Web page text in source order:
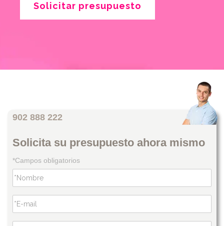
Solicitar presupuesto
902 888 222
Solicita su presupuesto ahora mismo
*Campos obligatorios